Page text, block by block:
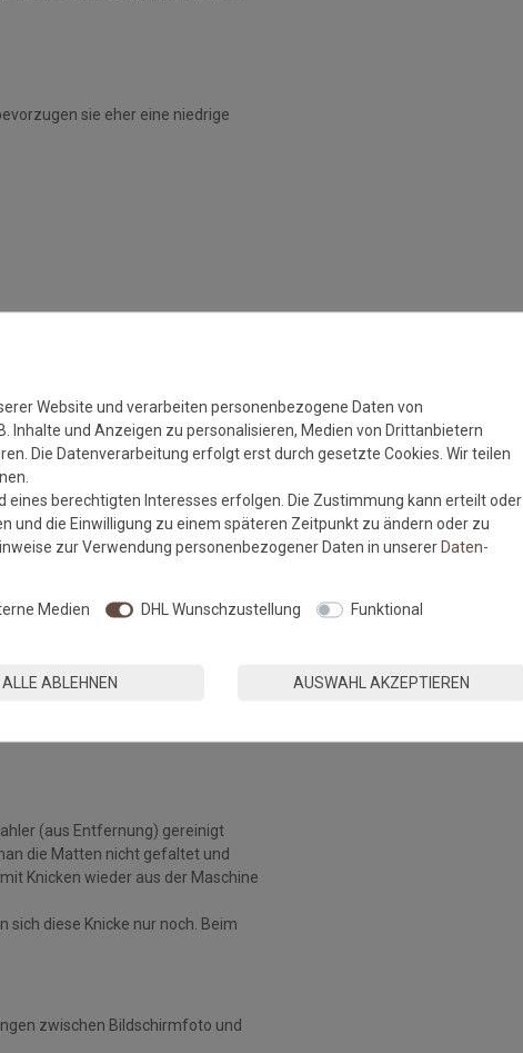
sie eher eine niedrige
sind. Dank eines hochwertigen
auf Fußbodenheizungen steht
mit Feinwaschmittel und
wird aktiviert und
regelmäßig und Sie werden
(aus Entfernung) gereinigt
die Matten nicht gefaltet und
Knicken wieder aus der Maschine
sich diese Knicke nur noch. Beim
zwischen Bildschirmfoto und
Website und verarbeiten personenbezogene Daten von
Inhalte und Anzeigen zu personalisieren, Medien von Drittanbietern
Die Datenverarbeitung erfolgt erst durch gesetzte Cookies. Wir teilen
berechtigten Interesses erfolgen. Die Zustimmung kann erteilt oder
und die Einwilligung zu einem späteren Zeitpunkt zu ändern oder zu
zur Verwendung personenbezogener Daten in unsererDaten­
Medien DHL Wunschzustellung Funktional
ALLE ABLEHNEN AUSWAHL AKZEPTIEREN